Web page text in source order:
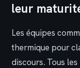
leur
Les équipes
thermique pour
discours. Tous